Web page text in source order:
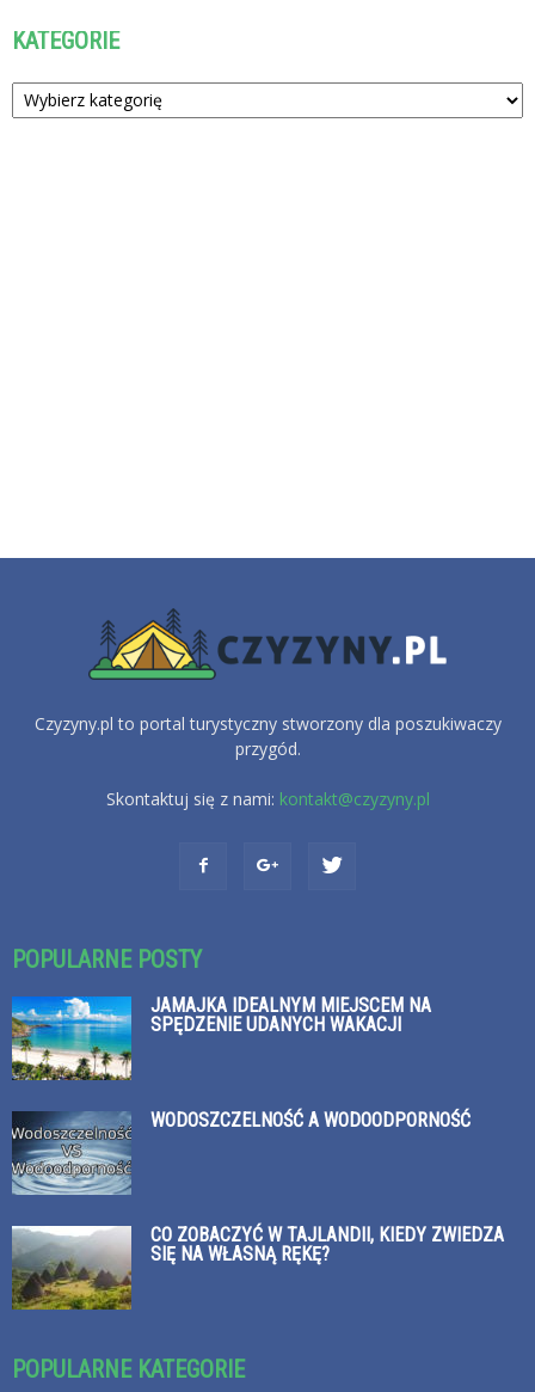
KATEGORIE
Kategorie
Czyzyny.pl to portal turystyczny stworzony dla poszukiwaczy
przygód.
Skontaktuj się z nami: kontakt@czyzyny.pl
POPULARNE POSTY
JAMAJKA IDEALNYM MIEJSCEM NA
SPĘDZENIE UDANYCH WAKACJI
WODOSZCZELNOŚĆ A WODOODPORNOŚĆ
CO ZOBACZYĆ W TAJLANDII, KIEDY ZWIEDZA
SIĘ NA WŁASNĄ RĘKĘ?
POPULARNE KATEGORIE